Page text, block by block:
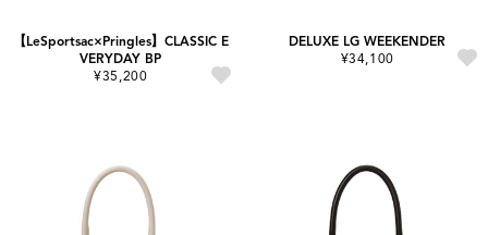
【LeSportsac×Pringles】CLASSIC E
VERYDAY BP
¥35,200
DELUXE LG WEEKENDER
¥34,100